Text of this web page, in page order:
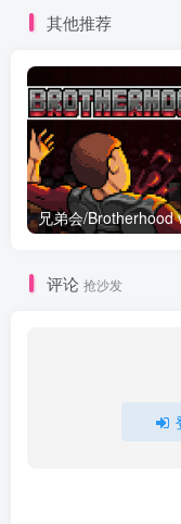
其他推荐
评论 抢沙发